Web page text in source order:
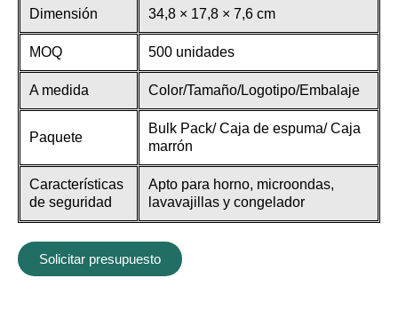
Dimensión 34,8 × 17,8 × 7,6 cm
MOQ 500 unidades
A medida Color/Tamaño/Logotipo/Embalaje
Paquete
Bulk Pack/ Caja de espuma/ Caja
marrón
Características
de seguridad
Apto para horno, microondas,
lavavajillas y congelador
Solicitar presupuesto